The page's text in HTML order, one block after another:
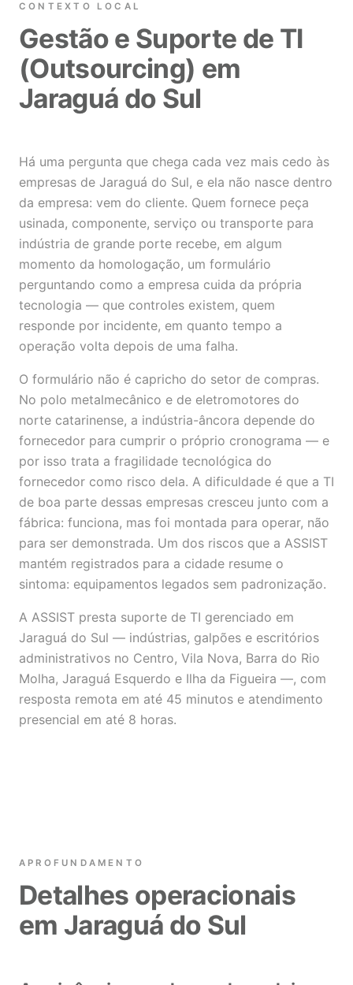
CONTEXTO LOCAL
Gestão e Suporte de TI
(Outsourcing) em
Jaraguá do Sul
Há uma pergunta que chega cada vez mais cedo às
empresas de Jaraguá do Sul, e ela não nasce dentro
da empresa: vem do cliente. Quem fornece peça
usinada, componente, serviço ou transporte para
indústria de grande porte recebe, em algum
momento da homologação, um formulário
perguntando como a empresa cuida da própria
tecnologia — que controles existem, quem
responde por incidente, em quanto tempo a
operação volta depois de uma falha.
O formulário não é capricho do setor de compras.
No polo metalmecânico e de eletromotores do
norte catarinense, a indústria-âncora depende do
fornecedor para cumprir o próprio cronograma — e
por isso trata a fragilidade tecnológica do
fornecedor como risco dela. A dificuldade é que a TI
de boa parte dessas empresas cresceu junto com a
fábrica: funciona, mas foi montada para operar, não
para ser demonstrada. Um dos riscos que a ASSIST
mantém registrados para a cidade resume o
sintoma: equipamentos legados sem padronização.
A ASSIST presta suporte de TI gerenciado em
Jaraguá do Sul — indústrias, galpões e escritórios
administrativos no Centro, Vila Nova, Barra do Rio
Molha, Jaraguá Esquerdo e Ilha da Figueira —, com
resposta remota em até 45 minutos e atendimento
presencial em até 8 horas.
APROFUNDAMENTO
Detalhes operacionais
em Jaraguá do Sul